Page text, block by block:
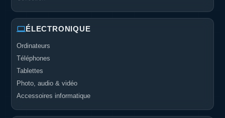
ÉLECTRONIQUE
Ordinateurs
Téléphones
Tablettes
Photo, audio & vidéo
Accessoires informatique